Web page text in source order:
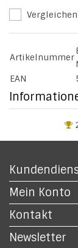
Vergleichen
Artikelnummer
EAN
Mein Konto
Kontakt
Newsletter